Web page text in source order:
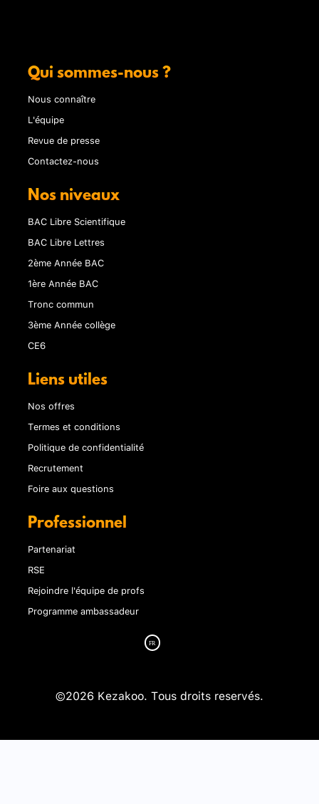
Qui sommes-nous ?
Nous connaître
L'équipe
Revue de presse
Contactez-nous
Nos niveaux
BAC Libre Scientifique
BAC Libre Lettres
2ème Année BAC
1ère Année BAC
Tronc commun
3ème Année collège
CE6
Liens utiles
Nos offres
Termes et conditions
Politique de confidentialité
Recrutement
Foire aux questions
Professionnel
Partenariat
RSE
Rejoindre l'équipe de profs
Programme ambassadeur
©2026 Kezakoo. Tous droits reservés.